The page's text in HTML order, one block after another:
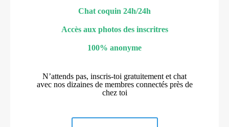
Chat coquin 24h/24h
Accès aux photos des inscritres
100% anonyme
N’attends pas, inscris-toi gratuitement et chat
avec nos dizaines de membres connectés près de
chez toi